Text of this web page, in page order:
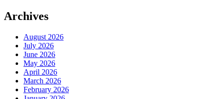
Archives
August 2026
July 2026
June 2026
May 2026
April 2026
March 2026
February 2026